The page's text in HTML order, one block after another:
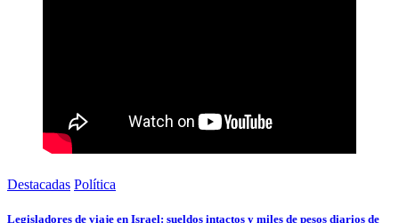
Destacadas Política
Legisladores de viaje en Israel: sueldos intactos y miles de pesos diarios de